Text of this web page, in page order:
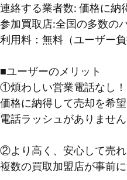
連絡する業者数: 価格に納
参加買取店:全国の多数の
利用料：無料（ユーザー負
■ユーザーのメリット
①煩わしい営業電話なし！
価格に納得して売却を希
電話ラッシュがありません
②より高く、安心して売れ
複数の買取加盟店が事前